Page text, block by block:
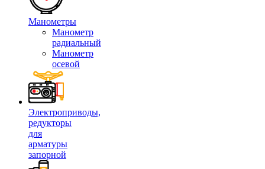
Манометры
Манометр
радиальный
Манометр
осевой
Электроприводы,
редукторы
для
арматуры
запорной